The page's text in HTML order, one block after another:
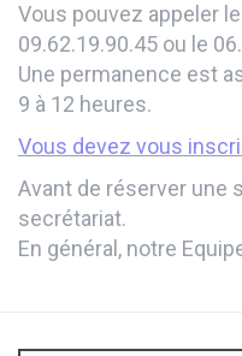
Vous pouvez appeler
09.62.19.90.45 ou le
Une permanence est
9 à 12 heures.
Vous devez vous
Avant de réserver une
secrétariat.
En général, notre